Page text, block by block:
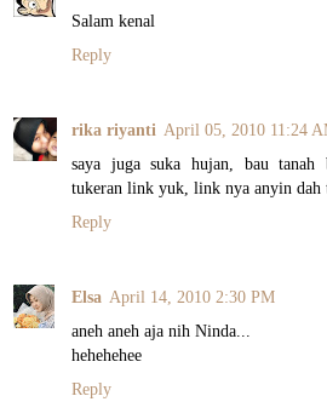
Salam kenal
Reply
rika riyanti April 05, 2010 11:24
saya juga suka hujan, bau tanah
tukeran link yuk, link nya anyin dah
Reply
Elsa April 14, 2010 2:30 PM
aneh aneh aja nih Ninda...
hehehehee
Reply